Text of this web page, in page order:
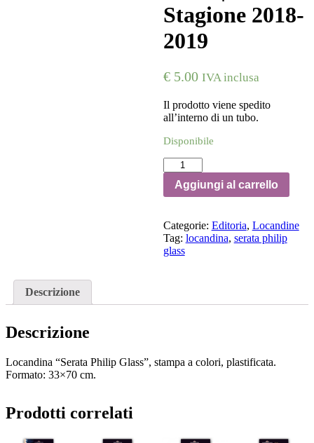
Stagione 2018-
2019
€5.00 IVA inclusa
Il prodotto viene spedito
all’interno di un tubo.
Disponibile
Locandina
Serata
Philip
Stagione
2018-
2019
Aggiungi al carrello
Categorie: Editoria, Locandine
Tag: locandina, serata philip
glass
Descrizione
Descrizione
Locandina “Serata Philip Glass”, stampa a colori, plastificata.
Formato: 33×70 cm.
Prodotti correlati